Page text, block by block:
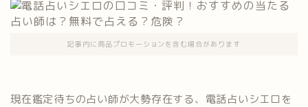
記事内に商品プロモーションを含む場合があります
現在鑑定待ちの占い師が大勢存在する、電話占いシエロを